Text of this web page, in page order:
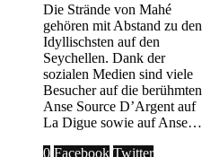
Die Strände von Mahé
gehören mit Abstand zu den
Idyllischsten auf den
Seychellen. Dank der
sozialen Medien sind viele
Besucher auf die berühmten
Anse Source D’Argent auf
La Digue sowie auf Anse…
0 Facebook Twitter